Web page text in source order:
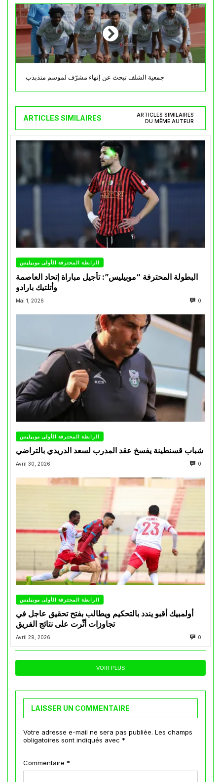
جمعية الشلف تبحث عن إنهاء مشرّف لموسم متذبذب
ARTICLES SIMILAIRES
ARTICLES SIMILAIRES
DU MÊME AUTEUR
الرابطة المحترفة الأولى موبيليس
البطولة المحترفة “موبيليس”: تأجيل مباراة إتحاد العاصمة
وأتلتيك بارادو
Mai 1, 2026 0
الرابطة المحترفة الأولى موبيليس
شباب قسنطينة يفسخ عقد المدرب لسعد الدريدي بالتراضي
Avril 30, 2026 0
الرابطة المحترفة الأولى موبيليس
أولمبيك أقبو يندد بالتحكيم ويطالب بفتح تحقيق عاجل في
تجاوزات أثّرت على نتائج الفريق
Avril 29, 2026 0
VOIR PLUS
LAISSER UN COMMENTAIRE
Votre adresse e-mail ne sera pas publiée. Les champs
obligatoires sont indiqués avec *
Commentaire *